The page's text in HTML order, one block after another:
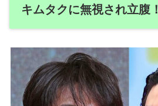
キムタクに無視され立腹！